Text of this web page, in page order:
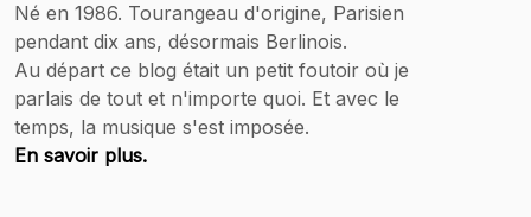
Né en 1986. Tourangeau d'origine, Parisien
pendant dix ans, désormais Berlinois.
Au départ ce blog était un petit foutoir où je
parlais de tout et n'importe quoi. Et avec le
temps, la musique s'est imposée.
En savoir plus.